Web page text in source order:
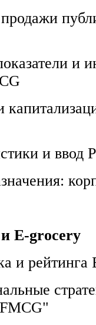
и
и ввод
и E-grocery
и рейтинга